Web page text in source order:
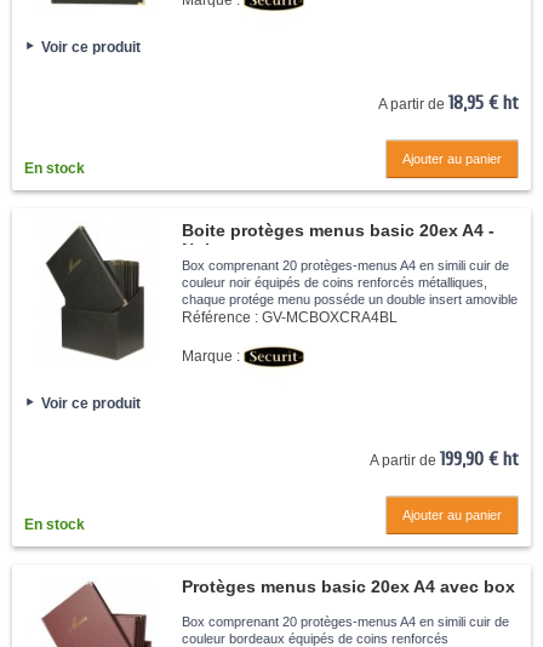
Voir ce produit
A partir de 18,95 € ht
En stock
Ajouter au panier
Boite protèges menus basic 20ex A4 -
Noir
Box comprenant 20 protèges-menus A4 en simili cuir de
couleur noir équipés de coins renforcés métalliques,
chaque protége menu posséde un double insert amovible
pour 4 feuilles A4. Facile à nettoyer avec un chiffon
Référence : GV-MCBOXCRA4BL
Marque :
Voir ce produit
A partir de 199,90 € ht
En stock
Ajouter au panier
Protèges menus basic 20ex A4 avec box
Box comprenant 20 protèges-menus A4 en simili cuir de
couleur bordeaux équipés de coins renforcés